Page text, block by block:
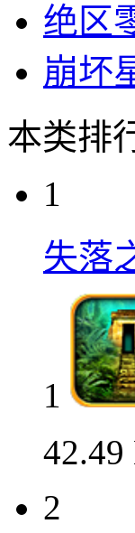
绝区
崩坏
本类排
1
失落
1
2